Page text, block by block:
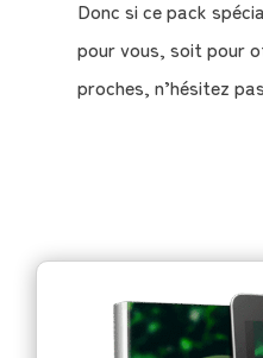
Donc si ce pack
pour vous, soit pour
proches, n’hésitez